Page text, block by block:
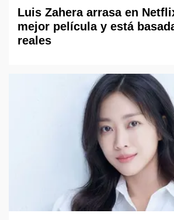
Luis Zahera arrasa en
mejor película y está
reales